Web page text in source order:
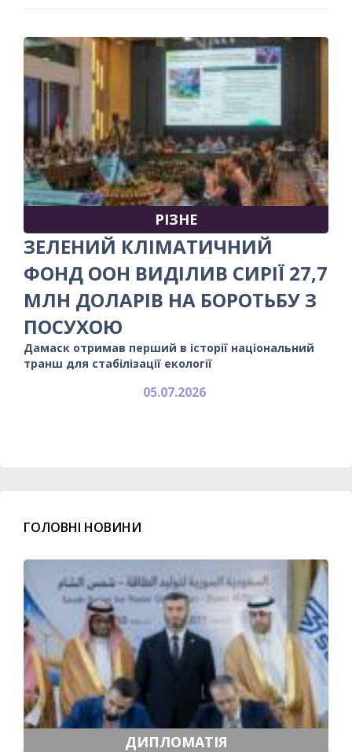
РІЗНЕ
ЗЕЛЕНИЙ КЛІМАТИЧНИЙ
ФОНД ООН ВИДІЛИВ СИРІЇ 27,7
МЛН ДОЛАРІВ НА БОРОТЬБУ З
ПОСУХОЮ
Дамаск отримав перший в історії національний
транш для стабілізації екології
05.07.2026
ГОЛОВНІ НОВИНИ
ДИПЛОМАТІЯ